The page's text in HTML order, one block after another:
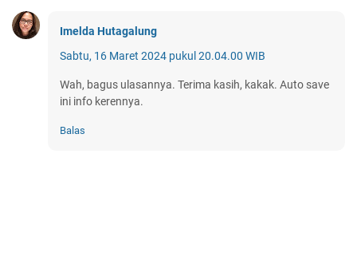
Imelda Hutagalung
Sabtu, 16 Maret 2024 pukul 20.04.00 WIB
Wah, bagus ulasannya. Terima kasih, kakak. Auto save
ini info kerennya.
Balas